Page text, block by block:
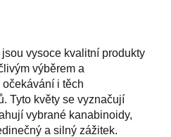
vysoce kvalitní produkty
výběrem a
i těch
Tyto květy se vyznačují
vybrané kanabinoidy,
a silný zážitek.